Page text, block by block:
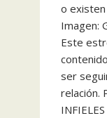
o
Imagen:
Este
ser
relación.